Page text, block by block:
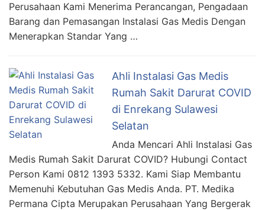
Perusahaan Kami Menerima Perancangan, Pengadaan
Barang dan Pemasangan Instalasi Gas Medis Dengan
Menerapkan Standar Yang …
Ahli Instalasi Gas Medis
Rumah Sakit Darurat COVID
di Enrekang Sulawesi
Selatan
Anda Mencari Ahli Instalasi Gas
Medis Rumah Sakit Darurat COVID? Hubungi Contact
Person Kami 0812 1393 5332. Kami Siap Membantu
Memenuhi Kebutuhan Gas Medis Anda. PT. Medika
Permana Cipta Merupakan Perusahaan Yang Bergerak